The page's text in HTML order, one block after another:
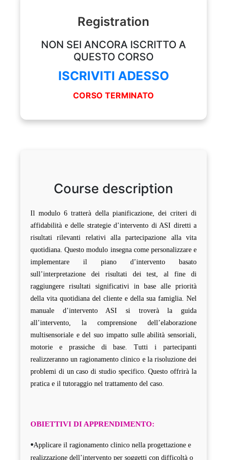
Registration
NON SEI ANCORA ISCRITTO A
QUESTO CORSO
ISCRIVITI ADESSO
CORSO TERMINATO
Course description
Il modulo 6 tratterà della pianificazione, dei criteri di
affidabilità e delle strategie d’intervento di ASI diretti a
risultati rilevanti relativi alla partecipazione alla vita
quotidiana. Questo modulo insegna come personalizzare e
implementare il piano d’intervento basato
sull’interpretazione dei risultati dei test, al fine di
raggiungere risultati significativi in base alle priorità
della vita quotidiana del cliente e della sua famiglia. Nel
manuale d’intervento ASI si troverà la guida
all’intervento, la comprensione dell’elaborazione
multisensoriale e del suo impatto sulle abilità sensoriali,
motorie e prassiche di base. Tutti i partecipanti
realizzeranno un ragionamento clinico e la risoluzione dei
problemi di un caso di studio specifico. Questo offrirà la
pratica e il tutoraggio nel trattamento del caso.
OBIETTIVI DI APPRENDIMENTO:
•Applicare il ragionamento clinico nella progettazione e
realizzazione dell’intervento per soggetti con difficoltà o